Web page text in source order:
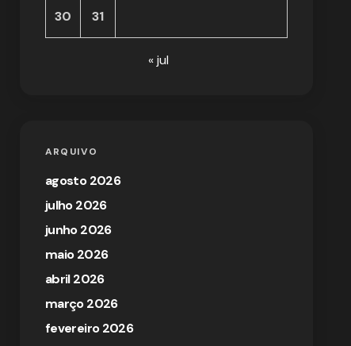
30 31
« jul
ARQUIVO
agosto 2026
julho 2026
junho 2026
maio 2026
abril 2026
março 2026
fevereiro 2026